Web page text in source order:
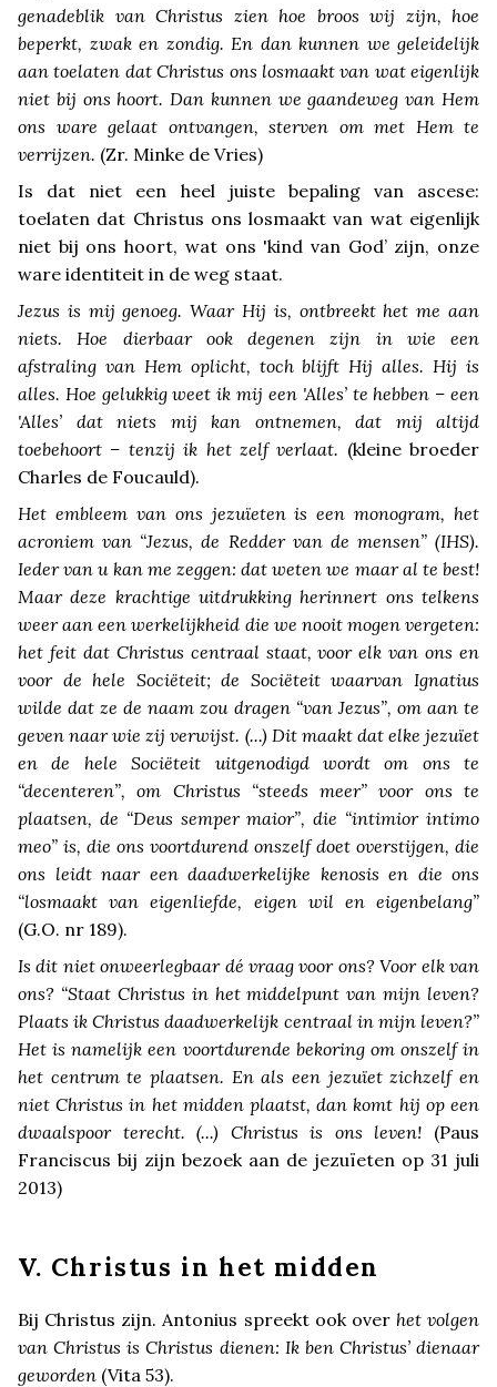
genadeblik van Christus zien hoe broos wij zijn, hoe
beperkt, zwak en zondig. En dan kunnen we geleidelijk
aan toelaten dat Christus ons losmaakt van wat eigenlijk
niet bij ons hoort. Dan kunnen we gaandeweg van Hem
ons ware gelaat ontvangen, sterven om met Hem te
verrijzen. (Zr. Minke de Vries)
Is dat niet een heel juiste bepaling van ascese:
toelaten dat Christus ons losmaakt van wat eigenlijk
niet bij ons hoort, wat ons 'kind van God’ zijn, onze
ware identiteit in de weg staat.
Jezus is mij genoeg. Waar Hij is, ontbreekt het me aan
niets. Hoe dierbaar ook degenen zijn in wie een
afstraling van Hem oplicht, toch blijft Hij alles. Hij is
alles. Hoe gelukkig weet ik mij een 'Alles’ te hebben – een
'Alles’ dat niets mij kan ontnemen, dat mij altijd
toebehoort – tenzij ik het zelf verlaat. (kleine broeder
Charles de Foucauld).
Het embleem van ons jezuïeten is een monogram, het
acroniem van “Jezus, de Redder van de mensen” (IHS).
Ieder van u kan me zeggen: dat weten we maar al te best!
Maar deze krachtige uitdrukking herinnert ons telkens
weer aan een werkelijkheid die we nooit mogen vergeten:
het feit dat Christus centraal staat, voor elk van ons en
voor de hele Sociëteit; de Sociëteit waarvan Ignatius
wilde dat ze de naam zou dragen “van Jezus”, om aan te
geven naar wie zij verwijst. (...) Dit maakt dat elke jezuïet
en de hele Sociëteit uitgenodigd wordt om ons te
“decenteren”, om Christus “steeds meer” voor ons te
plaatsen, de “Deus semper maior”, die “intimior intimo
meo” is, die ons voortdurend onszelf doet overstijgen, die
ons leidt naar een daadwerkelijke kenosis en die ons
“losmaakt van eigenliefde, eigen wil en eigenbelang”
(G.O. nr 189).
Is dit niet onweerlegbaar dé vraag voor ons? Voor elk van
ons? “Staat Christus in het middelpunt van mijn leven?
Plaats ik Christus daadwerkelijk centraal in mijn leven?”
Het is namelijk een voortdurende bekoring om onszelf in
het centrum te plaatsen. En als een jezuïet zichzelf en
niet Christus in het midden plaatst, dan komt hij op een
dwaalspoor terecht. (...) Christus is ons leven! (Paus
Franciscus bij zijn bezoek aan de jezuïeten op 31 juli
2013)
V. Christus in het midden
Bij Christus zijn. Antonius spreekt ook over het volgen
van Christus is Christus dienen: Ik ben Christus’ dienaar
geworden (Vita 53).